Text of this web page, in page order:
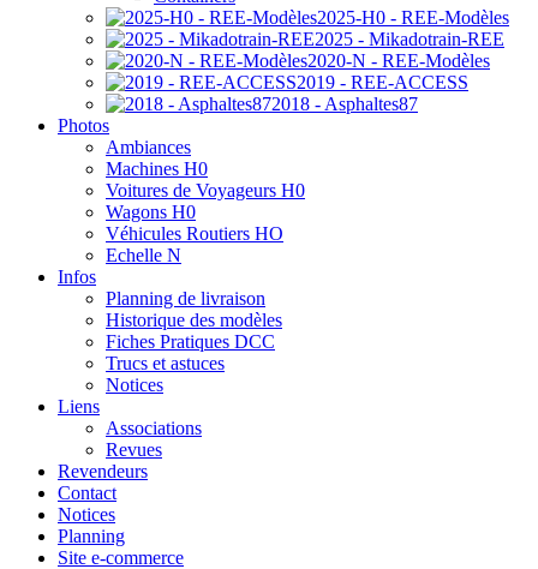
2025-H0 - REE-Modèles
2025 - Mikadotrain-REE
2020-N - REE-Modèles
2019 - REE-ACCESS
2018 - Asphaltes87
Photos
Ambiances
Machines H0
Voitures de Voyageurs H0
Wagons H0
Véhicules Routiers HO
Echelle N
Infos
Planning de livraison
Historique des modèles
Fiches Pratiques DCC
Trucs et astuces
Notices
Liens
Associations
Revues
Revendeurs
Contact
Notices
Planning
Site e-commerce